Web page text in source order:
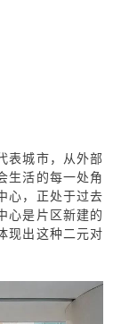
表城市，从外部
生活的每一处角
心，正处于过去
心是片区新建的
现出这种二元对